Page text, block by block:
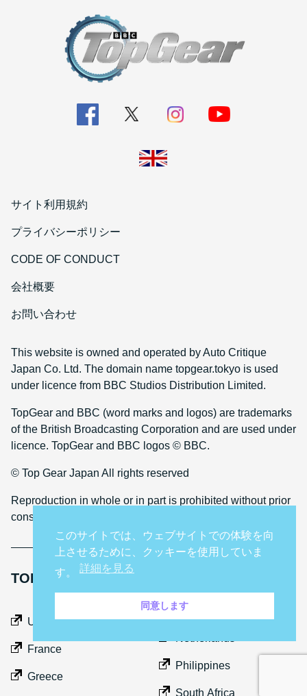
サイト利用規約
プライバシーポリシー
CODE OF CONDUCT
会社概要
お問い合わせ
This website is owned and operated by Auto Critique
Japan Co. Ltd. The domain name topgear.tokyo is used
under licence from BBC Studios Distribution Limited.
TopGear and BBC (word marks and logos) are trademarks
of the British Broadcasting Corporation and are used under
licence. TopGear and BBC logos © BBC.
© Top Gear Japan All rights reserved
Reproduction in whole or in part is prohibited without prior
consent
TOP GEAR INTERNATIONAL SITES
UK
France
Greece
Middle East
Philippines
South Africa
このサイトでは、ウェブサイトでの体験を向
上させるために、クッキーを使用していま
す。 詳細を見る
同意します